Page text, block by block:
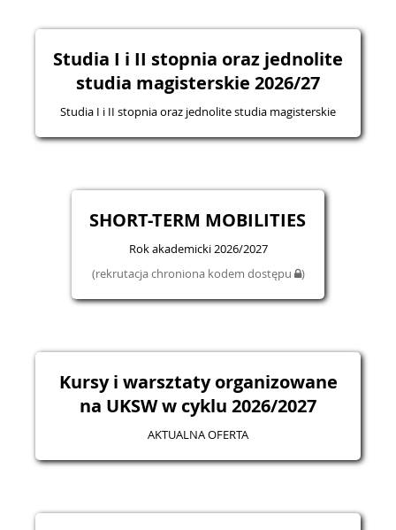
Studia I i II stopnia oraz jednolite
studia magisterskie 2026/27
Studia I i II stopnia oraz jednolite studia magisterskie
SHORT-TERM MOBILITIES
Rok akademicki 2026/2027
(rekrutacja chroniona kodem dostępu
)
Kursy i warsztaty organizowane
na UKSW w cyklu 2026/2027
AKTUALNA OFERTA